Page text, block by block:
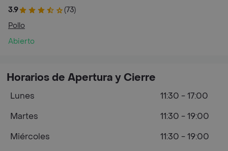
3.9
(73)
Pollo
Abierto
Horarios de Apertura y Cierre
Lunes
11:30 - 17:00
Martes
11:30 - 19:00
Miércoles
11:30 - 19:00